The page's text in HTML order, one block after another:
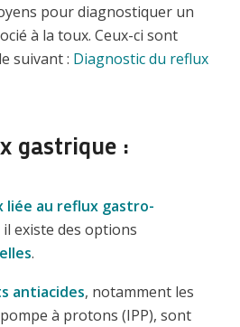
pour diagnostiquer un
à la toux. Ceux-ci sont
suivant : Diagnostic du reflux
gastrique :
au reflux gastro-
il existe des options
.
antiacides, notamment les
à protons (IPP), sont